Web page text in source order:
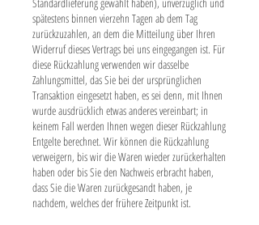
spätestens binnen vierzehn Tagen ab dem Tag
zurückzuzahlen, an dem die Mitteilung über Ihren
Widerruf dieses Vertrags bei uns eingegangen ist. Für
diese Rückzahlung verwenden wir dasselbe
Zahlungsmittel, das Sie bei der ursprünglichen
Transaktion eingesetzt haben, es sei denn, mit Ihnen
wurde ausdrücklich etwas anderes vereinbart; in
keinem Fall werden Ihnen wegen dieser Rückzahlung
Entgelte berechnet. Wir können die Rückzahlung
verweigern, bis wir die Waren wieder zurückerhalten
haben oder bis Sie den Nachweis erbracht haben,
dass Sie die Waren zurückgesandt haben, je
nachdem, welches der frühere Zeitpunkt ist.